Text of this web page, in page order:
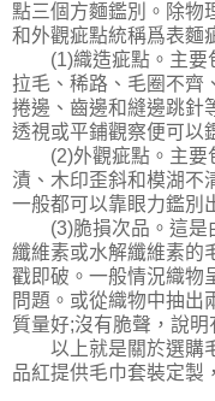
點三個方麵鑑別。除物
和外觀疵點統稱爲表麵
(1)織造疵點。主要
拉毛、稀路、毛圈不齊
捲邊、齒邊和縫邊跳針
透視或平鋪觀察便可以
(2)外觀疵點。主要
漬、木印歪斜和模湖不
一般都可以靠眼力鑑別
(3)脆損次品。這是
纖維素或水解纖維素的
戳即破。一般情況織物
問題。或從織物中抽出
質量好;沒有脆聲，說明
以上就是關於選購毛
品紅提供毛巾套裝定製